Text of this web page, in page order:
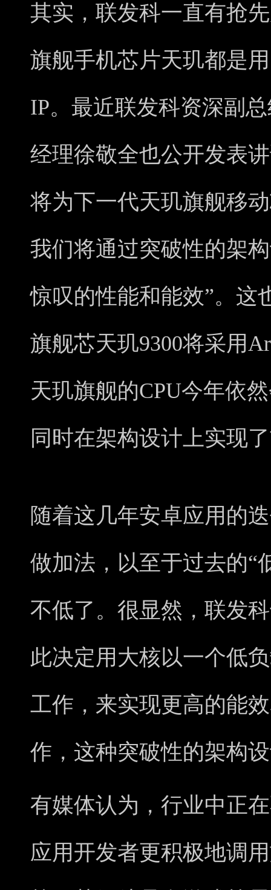
其实，联发科一直有抢
旗舰手机芯片天玑都是
IP。最近联发科资深副
经理徐敬全也公开发表
将为下一代天玑旗舰移
我们将通过突破性的架
惊叹的性能和能效”。这
旗舰芯天玑9300将采用
天玑旗舰的CPU今年依
同时在架构设计上实现
随着这几年安卓应用的
做加法，以至于过去的“
不低了。很显然，联发
此决定用大核以一个低
工作，来实现更高的能
作，这种突破性的架构
有媒体认为，行业中正
应用开发者更积极地调